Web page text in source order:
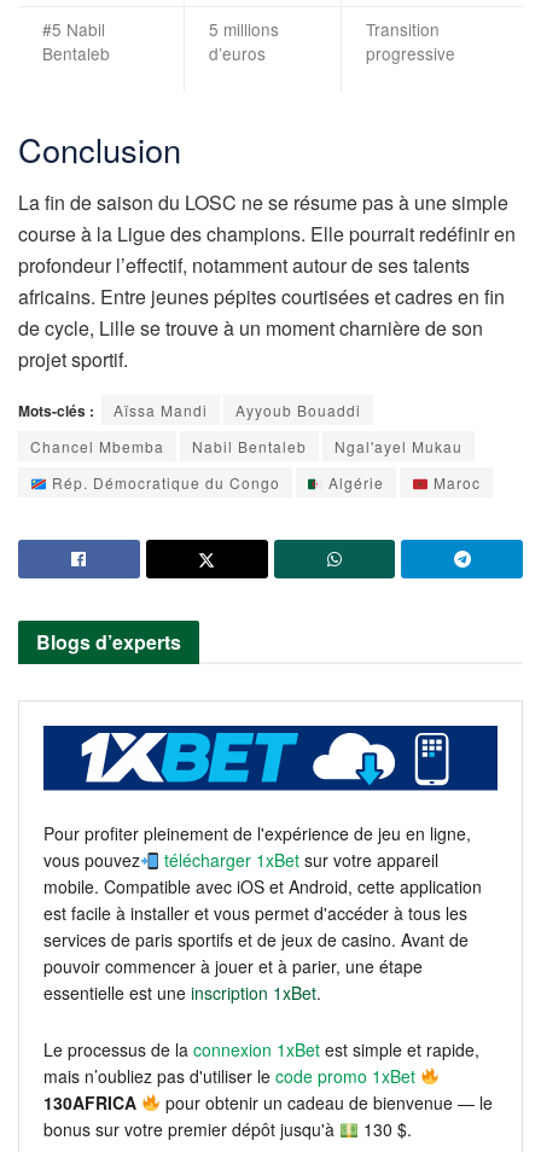
#5 Nabil
Bentaleb
5 millions
d’euros
Transition
progressive
Conclusion
La fin de saison du LOSC ne se résume pas à une simple
course à la Ligue des champions. Elle pourrait redéfinir en
profondeur l’effectif, notamment autour de ses talents
africains. Entre jeunes pépites courtisées et cadres en fin
de cycle, Lille se trouve à un moment charnière de son
projet sportif.
Mots-clés : Aïssa Mandi
Ayyoub Bouaddi
Chancel Mbemba
Nabil Bentaleb
Ngal'ayel Mukau
Rép. Démocratique du Congo
Algérie Maroc
Blogs d’experts
Pour profiter pleinement de l'expérience de jeu en ligne,
vous pouvez
télécharger 1xBet sur votre appareil
mobile. Compatible avec iOS et Android, cette application
est facile à installer et vous permet d'accéder à tous les
services de paris sportifs et de jeux de casino. Avant de
pouvoir commencer à jouer et à parier, une étape
essentielle est une inscription 1xBet.
Le processus de la connexion 1xBet est simple et rapide,
mais n’oubliez pas d'utiliser le code promo 1xBet
130AFRICA
pour obtenir un cadeau de bienvenue — le
bonus sur votre premier dépôt jusqu'à
130 $.